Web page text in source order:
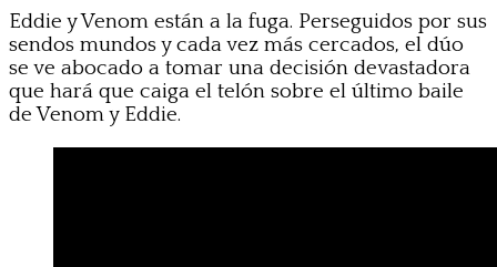
Eddie y Venom están a la fuga. Perseguidos por sus
sendos mundos y cada vez más cercados, el dúo
se ve abocado a tomar una decisión devastadora
que hará que caiga el telón sobre el último baile
de Venom y Eddie.